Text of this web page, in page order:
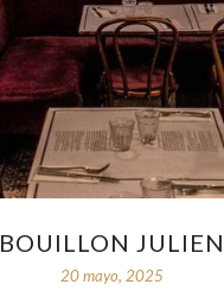
BOUILLON
20 mayo, 2025